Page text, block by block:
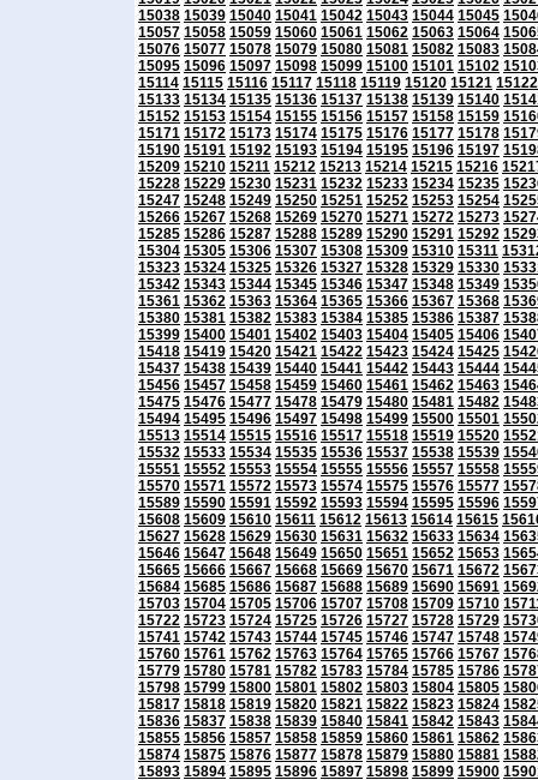
15038 15039 15040 15041 15042 15043 15044 15045
15057 15058 15059 15060 15061 15062 15063 15064
15076 15077 15078 15079 15080 15081 15082 15083
15095 15096 15097 15098 15099 15100 15101 15102
15114 15115 15116 15117 15118 15119 15120 15121 15122
15133 15134 15135 15136 15137 15138 15139 15140
15152 15153 15154 15155 15156 15157 15158 15159
15171 15172 15173 15174 15175 15176 15177 15178
15190 15191 15192 15193 15194 15195 15196 15197
15209 15210 15211 15212 15213 15214 15215 15216
15228 15229 15230 15231 15232 15233 15234 15235
15247 15248 15249 15250 15251 15252 15253 15254
15266 15267 15268 15269 15270 15271 15272 15273
15285 15286 15287 15288 15289 15290 15291 15292
15304 15305 15306 15307 15308 15309 15310 15311
15323 15324 15325 15326 15327 15328 15329 15330
15342 15343 15344 15345 15346 15347 15348 15349
15361 15362 15363 15364 15365 15366 15367 15368
15380 15381 15382 15383 15384 15385 15386 15387
15399 15400 15401 15402 15403 15404 15405 15406
15418 15419 15420 15421 15422 15423 15424 15425
15437 15438 15439 15440 15441 15442 15443 15444
15456 15457 15458 15459 15460 15461 15462 15463
15475 15476 15477 15478 15479 15480 15481 15482
15494 15495 15496 15497 15498 15499 15500 15501
15513 15514 15515 15516 15517 15518 15519 15520
15532 15533 15534 15535 15536 15537 15538 15539
15551 15552 15553 15554 15555 15556 15557 15558
15570 15571 15572 15573 15574 15575 15576 15577
15589 15590 15591 15592 15593 15594 15595 15596
15608 15609 15610 15611 15612 15613 15614 15615
15627 15628 15629 15630 15631 15632 15633 15634
15646 15647 15648 15649 15650 15651 15652 15653
15665 15666 15667 15668 15669 15670 15671 15672
15684 15685 15686 15687 15688 15689 15690 15691
15703 15704 15705 15706 15707 15708 15709 15710
15722 15723 15724 15725 15726 15727 15728 15729
15741 15742 15743 15744 15745 15746 15747 15748
15760 15761 15762 15763 15764 15765 15766 15767
15779 15780 15781 15782 15783 15784 15785 15786
15798 15799 15800 15801 15802 15803 15804 15805
15817 15818 15819 15820 15821 15822 15823 15824
15836 15837 15838 15839 15840 15841 15842 15843
15855 15856 15857 15858 15859 15860 15861 15862
15874 15875 15876 15877 15878 15879 15880 15881
15893 15894 15895 15896 15897 15898 15899 15900